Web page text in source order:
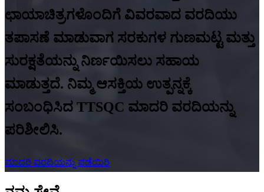
ಛಾಯಾಚಿತ್ರಗಳೊಂದಿಗೆ ವಿವರವಾದ ವರದಿಯು
ತಪಾಸಣೆ ಮಾಡುವಾಗ ಸರಕುಗಳ ಗುಣಮಟ್ಟ ಮತ್ತು
ಸುರಕ್ಷತೆಯನ್ನು ನಿರ್ಣಯಿಸಲು ಸಹಾಯ
ಮಾಡುತ್ತದೆ. ನಿಮ್ಮ ಆಸಕ್ತಿಯ ಉತ್ಪನ್ನಕ್ಕೆ
ಸಂಬಂಧಿಸಿದ TTSQC ಮಾದರಿ ವರದಿಯನ್ನು
ಪರಿಶೀಲಿಸಿ.
ಮಾದರಿ ವರದಿಯನ್ನು ಪಡೆಯಿರಿ